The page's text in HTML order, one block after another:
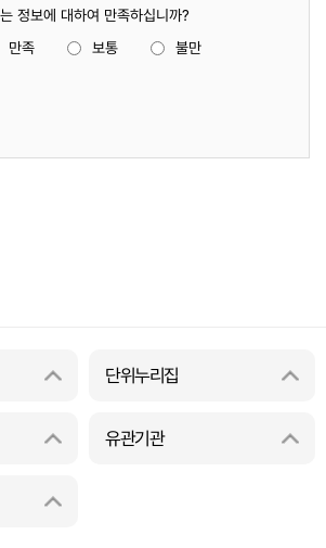
정보에 대하여 만족하십니까?
만족 보통
불만
단위누리집
유관기관